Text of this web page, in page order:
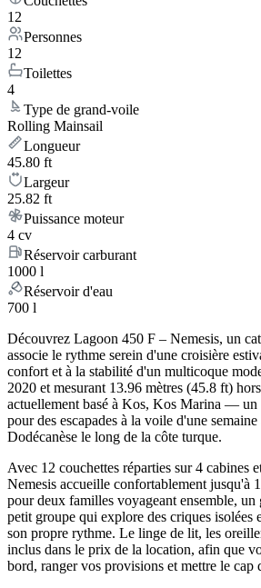
12
Personnes
12
Toilettes
4
Type de grand-voile
Rolling Mainsail
Longueur
45.80 ft
Largeur
25.82 ft
Puissance moteur
4 cv
Réservoir carburant
1000 l
Réservoir d'eau
700 l
Découvrez Lagoon 450 F – Nemesis, un
associe le rythme serein d'une croisière
confort et à la stabilité d'un multicoque
2020 et mesurant 13.96 mètres (45.8 ft)
actuellement basé à Kos, Kos Marina — un
pour des escapades à la voile d'une
Dodécanèse le long de la côte turque.
Avec 12 couchettes réparties sur 4 cabines
Nemesis accueille confortablement jusqu'à
pour deux familles voyageant ensemble, un
petit groupe qui explore des criques isolées
son propre rythme. Le linge de lit, les
inclus dans le prix de la location, afin que
bord, ranger vos provisions et mettre le cap